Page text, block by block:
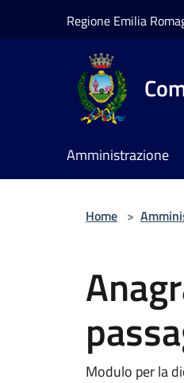
Regione Emilia
Amministrazione
Home >
Modulo per la